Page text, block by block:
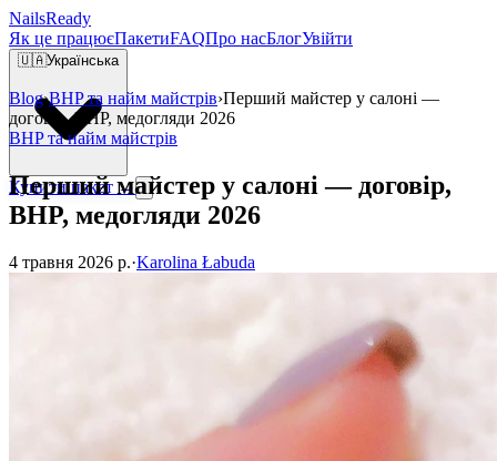
NailsReady
Як це працюєПакетиFAQПро насБлогУвійти
🇺🇦Українська
Купити пакет →
Blog›BHP та найм майстрів›Перший майстер у салоні —
договір, BHP, медогляди 2026
BHP та найм майстрів
Перший майстер у салоні — договір,
BHP, медогляди 2026
4 травня 2026 р.·Karolina Łabuda